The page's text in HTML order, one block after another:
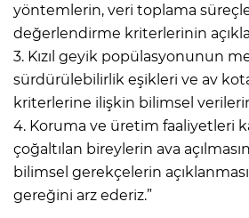
yöntemlerin, veri toplama
değerlendirme kriterlerinin
3. Kızıl geyik popülasyonunun
sürdürülebilirlik eşikleri ve av
kriterlerine ilişkin bilimsel verilerin
4. Koruma ve üretim faaliyetleri
çoğaltılan bireylerin ava
bilimsel gerekçelerin
gereğini arz ederiz.”